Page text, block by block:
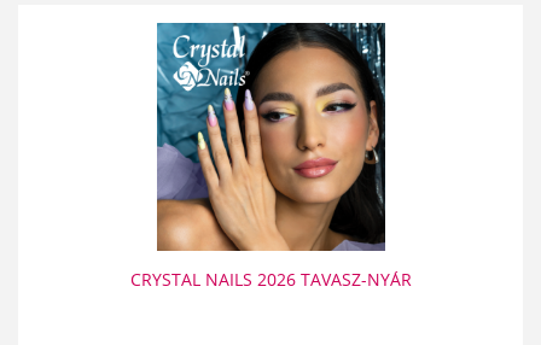
CRYSTAL NAILS 2026 TAVASZ-NYÁR